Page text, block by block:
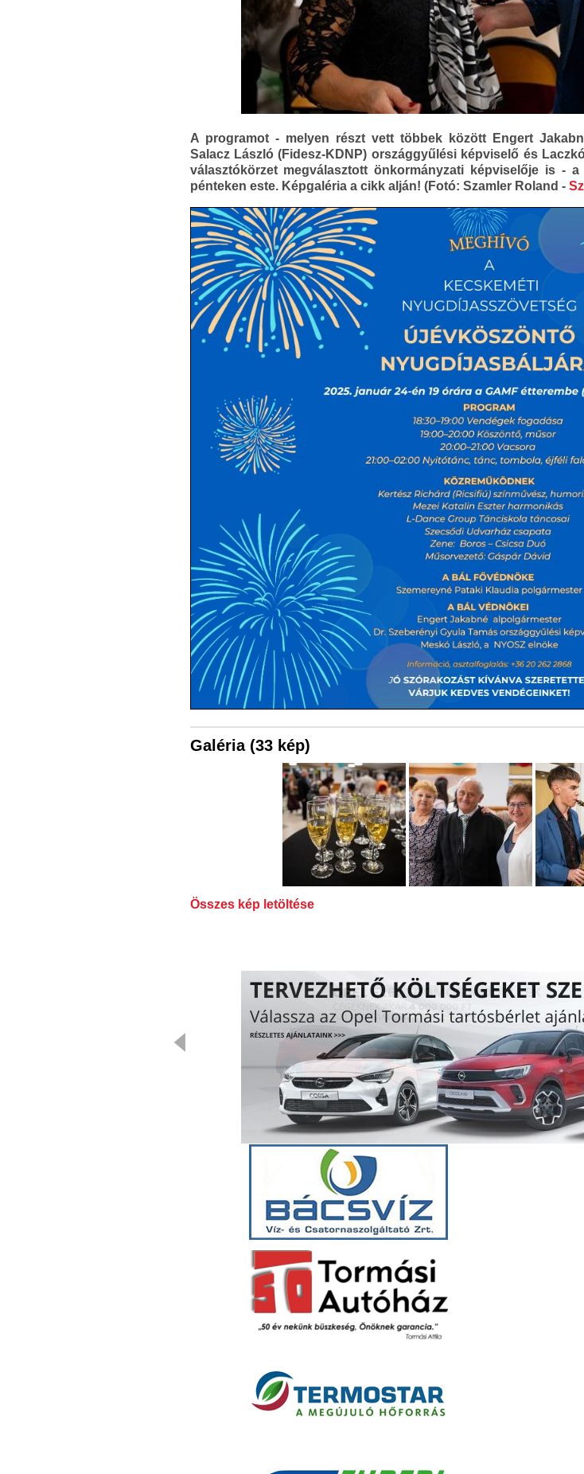
A programot - melyen részt vett többek között Engert
Salacz László (Fidesz-KDNP) országgyűlési képviselő és
választókörzet megválasztott önkormányzati képviselője is -
pénteken este. Képgaléria a cikk alján! (Fotó: Szamler Roland -
Galéria (33 kép)
Összes kép letöltése